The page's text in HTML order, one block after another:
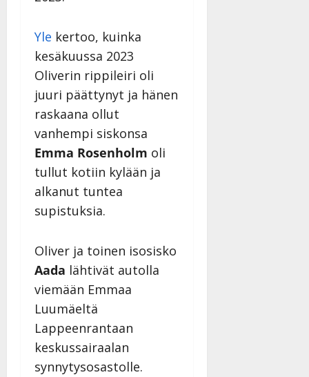
Yle kertoo, kuinka
kesäkuussa 2023
Oliverin rippileiri oli
juuri päättynyt ja hänen
raskaana ollut
vanhempi siskonsa
Emma Rosenholm oli
tullut kotiin kylään ja
alkanut tuntea
supistuksia.
Oliver ja toinen isosisko
Aada lähtivät autolla
viemään Emmaa
Luumäeltä
Lappeenrantaan
keskussairaalan
synnytysosastolle.